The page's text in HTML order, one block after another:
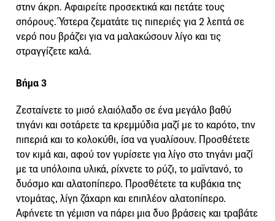
στην άκρη. Αφαιρείτε προσεκτικά και πετάτε τους
σπόρους. Ύστερα ζεματάτε τις πιπεριές για 2 λεπτά σε
νερό που βράζει για να μαλακώσουν λίγο και τις
στραγγίζετε καλά.
Βήμα 3
Ζεσταίνετε το μισό ελαιόλαδο σε ένα μεγάλο βαθύ
τηγάνι και σοτάρετε τα κρεμμύδια μαζί με το καρότο, την
πιπεριά και το κολοκύθι, ίσα να γυαλίσουν. Προσθέτετε
τον κιμά και, αφού τον γυρίσετε για λίγο στο τηγάνι μαζί
με τα υπόλοιπα υλικά, ρίχνετε το ρύζι, το μαϊντανό, το
δυόσμο και αλατοπίπερο. Προσθέτετε τα κυβάκια της
ντομάτας, λίγη ζάχαρη και επιπλέον αλατοπίπερο.
Αφήνετε τη γέμιση να πάρει μια δυο βράσεις και τραβάτε